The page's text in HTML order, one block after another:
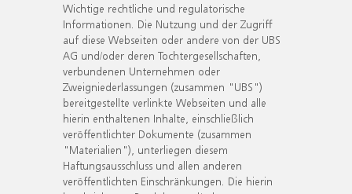
Wichtige rechtliche und regulatorische
Informationen. Die Nutzung und der Zugriff
auf diese Webseiten oder andere von der UBS
AG und/oder deren Tochtergesellschaften,
verbundenen Unternehmen oder
Zweigniederlassungen (zusammen "UBS")
bereitgestellte verlinkte Webseiten und alle
hierin enthaltenen Inhalte, einschließlich
veröffentlichter Dokumente (zusammen
"Materialien"), unterliegen diesem
Haftungsausschluss und allen anderen
veröffentlichten Einschränkungen. Die hierin